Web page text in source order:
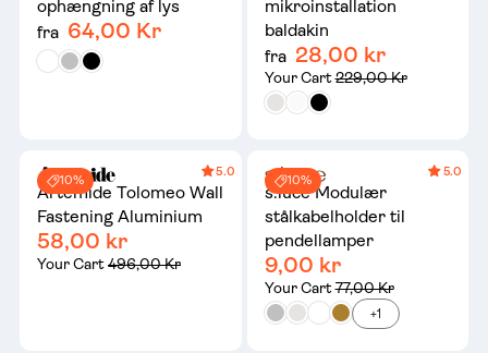
ophængning af lys
fra 64,00 Kr
mikroinstallation
baldakin
fra 28,00 kr
Your Cart229,00 Kr
10%
5.0
Artemide Tolomeo Wall
Fastening Aluminium
58,00 kr
Your Cart496,00 Kr
10%
5.0
s.luce Modulær
stålkabelholder til
pendellamper
9,00 kr
Your Cart77,00 Kr
+1